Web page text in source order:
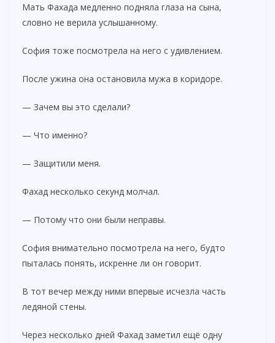
Мать Фахада медленно подняла глаза на сына,
словно не верила услышанному.
София тоже посмотрела на него с удивлением.
После ужина она остановила мужа в коридоре.
— Зачем вы это сделали?
— Что именно?
— Защитили меня.
Фахад несколько секунд молчал.
— Потому что они были неправы.
София внимательно посмотрела на него, будто
пыталась понять, искренне ли он говорит.
В тот вечер между ними впервые исчезла часть
ледяной стены.
Через несколько дней Фахад заметил ещё одну